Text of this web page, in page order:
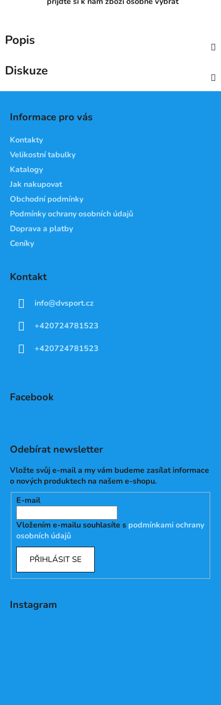
Popis
Diskuze
Informace pro vás
Kontakty
Velikostní tabulky
Katalogy
Jak nakupovat
Obchodní podmínky
Podmínky ochrany osobních údajů
Doprava a platby
Ceníky
Kontakt
info@dvsport.cz
+420724781523
+420724781523
Facebook
Odebírat newsletter
Vložte svůj e-mail a my vám budeme zasílat informace
o nových produktech na našem e-shopu.
E-mail
Vložením e-mailu souhlasíte s podmínkami ochrany
osobních údajů
PŘIHLÁSIT SE
Instagram